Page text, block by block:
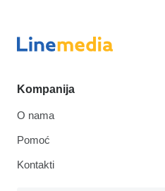
Kompanija
O nama
Pomoć
Kontakti